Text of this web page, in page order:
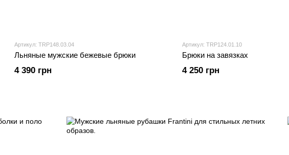
Артикул: TRP148.03.04
Льняные мужские бежевые брюки
4 390 грн
Артикул: TRP124.01.10
Брюки на завязках
4 250 грн